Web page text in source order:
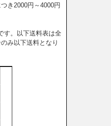
き2000円～4000円
す。以下送料表は全
み以下送料となり